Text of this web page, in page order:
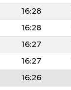
16:28
16:28
16:27
16:27
16:26